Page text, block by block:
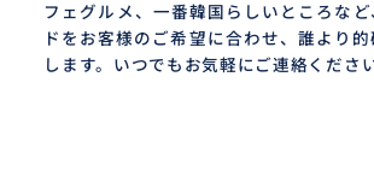
フェグルメ、一番韓国らしいところな
ドをお客様のご希望に合わせ、誰より
します。いつでもお気軽にご連絡ください